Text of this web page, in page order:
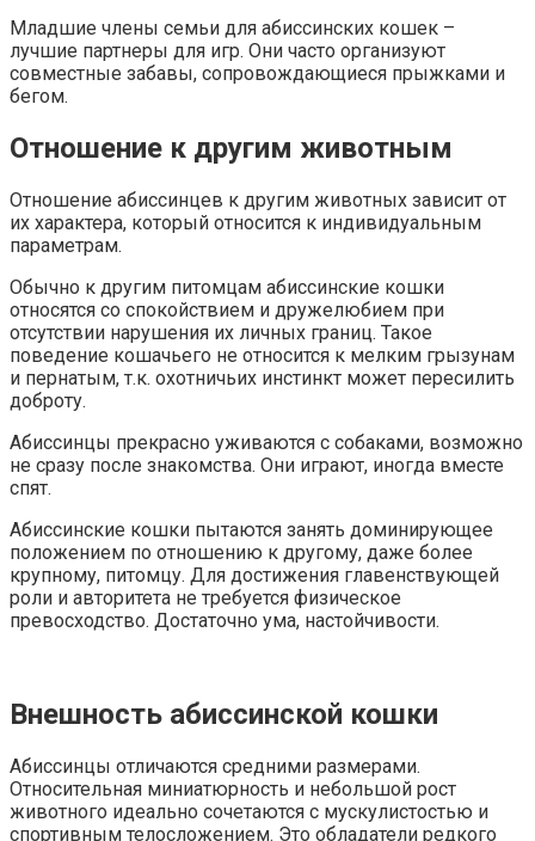
Младшие члены семьи для абиссинских кошек –
лучшие партнеры для игр. Они часто организуют
совместные забавы, сопровождающиеся прыжками и
бегом.
Отношение к другим животным
Отношение абиссинцев к другим животных зависит от
их характера, который относится к индивидуальным
параметрам.
Обычно к другим питомцам абиссинские кошки
относятся со спокойствием и дружелюбием при
отсутствии нарушения их личных границ. Такое
поведение кошачьего не относится к мелким грызунам
и пернатым, т.к. охотничьих инстинкт может пересилить
доброту.
Абиссинцы прекрасно уживаются с собаками, возможно
не сразу после знакомства. Они играют, иногда вместе
спят.
Абиссинские кошки пытаются занять доминирующее
положением по отношению к другому, даже более
крупному, питомцу. Для достижения главенствующей
роли и авторитета не требуется физическое
превосходство. Достаточно ума, настойчивости.
Внешность абиссинской кошки
Абиссинцы отличаются средними размерами.
Относительная миниатюрность и небольшой рост
животного идеально сочетаются с мускулистостью и
спортивным телосложением. Это обладатели редкого